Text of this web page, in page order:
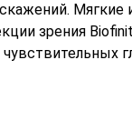
Мягкие
зрения